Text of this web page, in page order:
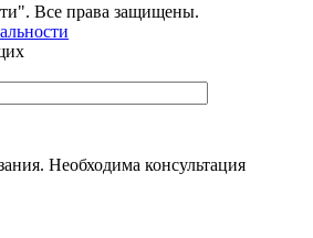
Все права защищены.
Необходима консультация